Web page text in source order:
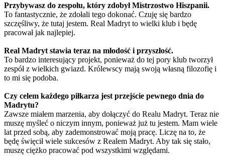
Przybywasz do zespołu, który zdobył Mistrzostwo Hiszpanii.
To fantastycznie, że zdołali tego dokonać. Czuję się bardzo
szczęśliwy, że tutaj jestem. Real Madryt to wielki klub i będę
pracował jak najlepiej.
Real Madryt stawia teraz na młodość i przyszłość.
To bardzo interesujący projekt, ponieważ do tej pory klub tworzył
zespół z wielkich gwiazd. Królewscy mają swoją własną filozofię i
to mi się podoba.
Czy celem każdego piłkarza jest przejście pewnego dnia do
Madrytu?
Zawsze miałem marzenia, aby dołączyć do Realu Madryt. Teraz nie
muszę myśleć o niczym innym, ponieważ już tu jestem. Mam wiele
lat przed sobą, aby zademonstrować moją pracę. Liczę na to, że
będę święcił wiele sukcesów z Realem Madryt. Aby tak się stało,
muszę ciężko pracować pod wszystkimi względami.